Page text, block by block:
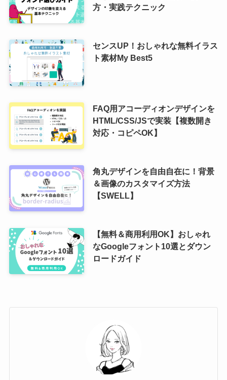
方・実践テクニック
センスUP！おしゃれな無料イラス
ト素材My Best5
FAQ用アコーディオンデザインを
HTML/CSS/JSで実装【複数開き
対応・コピペOK】
角丸デザインを自由自在に！背景
＆画像のカスタマイズ方法
【SWELL】
【無料＆商用利用OK】おしゃれ
なGoogleフォント10選とダウン
ロードガイド